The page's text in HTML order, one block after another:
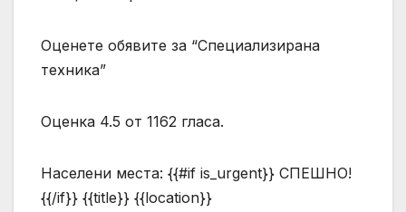
Оценете обявите за “Специализирана
техника”
Оценка 4.5 от 1162 гласа.
Населени места: {{#if is_urgent}} СПЕШНО!
{{/if}} {{title}} {{location}}